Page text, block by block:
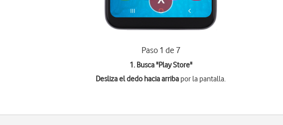
Paso 1 de 7
1. Busca "Play Store"
Desliza el dedo hacia arriba por la pantalla.